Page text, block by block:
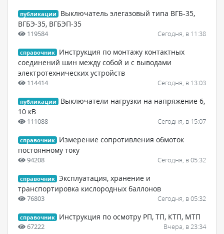
публикации
Выключатель элегазовый типа ВГБ-35,
ВГБЭ-35, ВГБЭП-35
119584 Сегодня, в 11:38
справочник
Инструкция по монтажу контактных
соединений шин между собой и с выводами
электротехнических устройств
114414 Сегодня, в 13:03
публикации
Выключатели нагрузки на напряжение 6,
10 кВ
111088 Сегодня, в 15:07
справочник
Измерение сопротивления обмоток
постоянному току
94208 Сегодня, в 05:32
справочник Эксплуатация, хранение и
транспортировка кислородных баллонов
76803 Сегодня, в 05:32
справочник Инструкция по осмотру РП, ТП, КТП, МТП
67222 Вчера, в 23:34